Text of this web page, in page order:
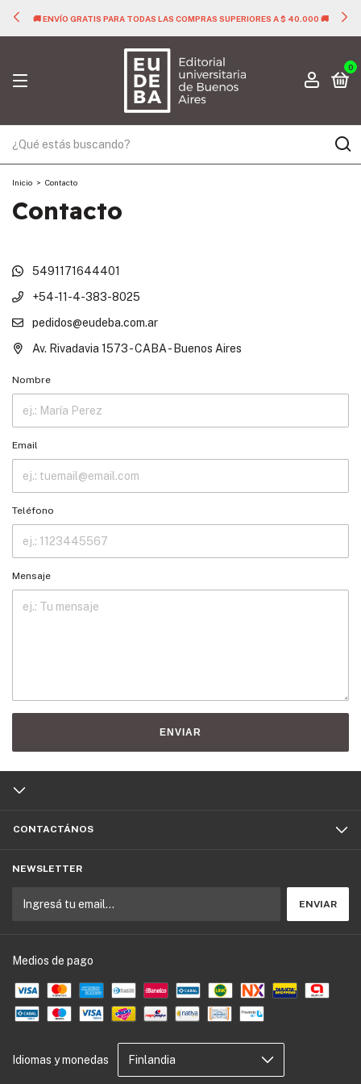
🚚 ENVÍO GRATIS PARA TODAS LAS COMPRAS SUPERIORES A $ 40.000 🚚
0
Inicio > Contacto
Contacto
5491171644401
+54-11-4-383-8025
pedidos@eudeba.com.ar
Av. Rivadavia 1573 - CABA - Buenos Aires
Nombre
Email
Teléfono
Mensaje
ENVIAR
CONTACTÁNOS
NEWSLETTER
Medios de pago
Idiomas y monedas